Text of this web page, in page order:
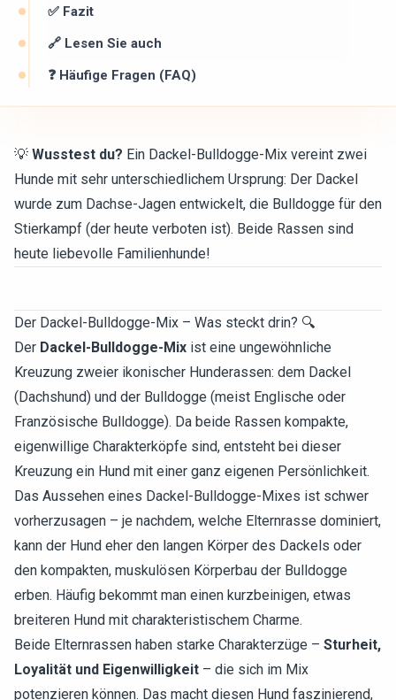
✅ Fazit
🔗 Lesen Sie auch
❓ Häufige Fragen (FAQ)
💡 Wusstest du? Ein Dackel-Bulldogge-Mix vereint zwei
Hunde mit sehr unterschiedlichem Ursprung: Der Dackel
wurde zum Dachse-Jagen entwickelt, die Bulldogge für den
Stierkampf (der heute verboten ist). Beide Rassen sind
heute liebevolle Familienhunde!
Der Dackel-Bulldogge-Mix – Was steckt drin? 🔍
Der Dackel-Bulldogge-Mix ist eine ungewöhnliche
Kreuzung zweier ikonischer Hunderassen: dem Dackel
(Dachshund) und der Bulldogge (meist Englische oder
Französische Bulldogge). Da beide Rassen kompakte,
eigenwillige Charakterköpfe sind, entsteht bei dieser
Kreuzung ein Hund mit einer ganz eigenen Persönlichkeit.
Das Aussehen eines Dackel-Bulldogge-Mixes ist schwer
vorherzusagen – je nachdem, welche Elternrasse dominiert,
kann der Hund eher den langen Körper des Dackels oder
den kompakten, muskulösen Körperbau der Bulldogge
erben. Häufig bekommt man einen kurzbeinigen, etwas
breiteren Hund mit charakteristischem Charme.
Beide Elternrassen haben starke Charakterzüge – Sturheit,
Loyalität und Eigenwilligkeit – die sich im Mix
potenzieren können. Das macht diesen Hund faszinierend,